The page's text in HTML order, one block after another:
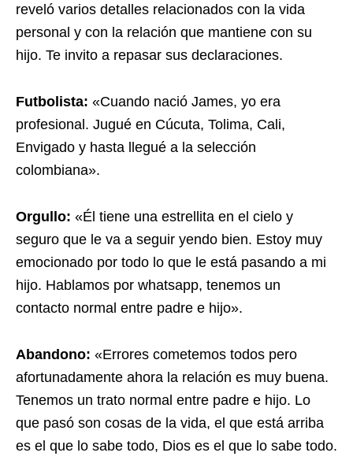
reveló varios detalles relacionados con la vida
personal y con la relación que mantiene con su
hijo. Te invito a repasar sus declaraciones.
Futbolista: «Cuando nació James, yo era
profesional. Jugué en Cúcuta, Tolima, Cali,
Envigado y hasta llegué a la selección
colombiana».
Orgullo: «Él tiene una estrellita en el cielo y
seguro que le va a seguir yendo bien. Estoy muy
emocionado por todo lo que le está pasando a mi
hijo. Hablamos por whatsapp, tenemos un
contacto normal entre padre e hijo».
Abandono: «Errores cometemos todos pero
afortunadamente ahora la relación es muy buena.
Tenemos un trato normal entre padre e hijo. Lo
que pasó son cosas de la vida, el que está arriba
es el que lo sabe todo, Dios es el que lo sabe todo.